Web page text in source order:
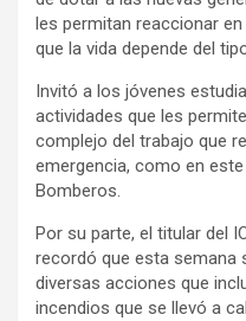
les permitan reaccionar
que la vida depende del
Invitó a los jóvenes
actividades que les
complejo del trabajo que
emergencia, como en
Bomberos.
Por su parte, el titular del
recordó que esta semana
diversas acciones que
incendios que se llevó a